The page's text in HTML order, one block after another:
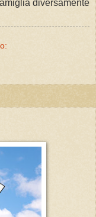
diversamente